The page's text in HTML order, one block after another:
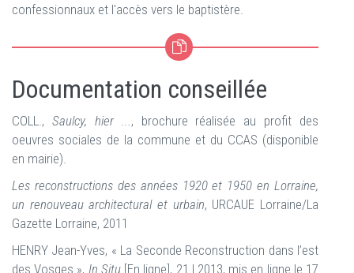
confessionnaux et l'accès vers le baptistère.
Documentation conseillée
COLL., Saulcy, hier ..., brochure réalisée au profit des
oeuvres sociales de la commune et du CCAS (disponible
en mairie).
Les reconstructions des années 1920 et 1950 en Lorraine,
un renouveau architectural et urbain, URCAUE Lorraine/La
Gazette Lorraine, 2011
HENRY Jean-Yves, « La Seconde Reconstruction dans l’est
des Vosges », In Situ[En ligne], 21 | 2013, mis en ligne le 17